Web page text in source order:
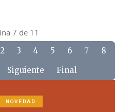
7 de 11
2 3 4 5 6 7
8
Siguiente Final
NOVEDAD